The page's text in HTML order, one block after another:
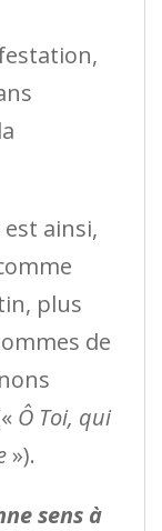
ainsi,
plus
de
Ô Toi, qui
»).
sens à